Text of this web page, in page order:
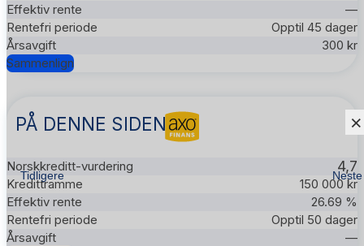
×
PÅ DENNE SIDEN
Tidligere Neste
—
Opptil 45 dager
300 kr
Sammenlign
4,7
150 000 kr
26.69 %
Opptil 50 dager
—